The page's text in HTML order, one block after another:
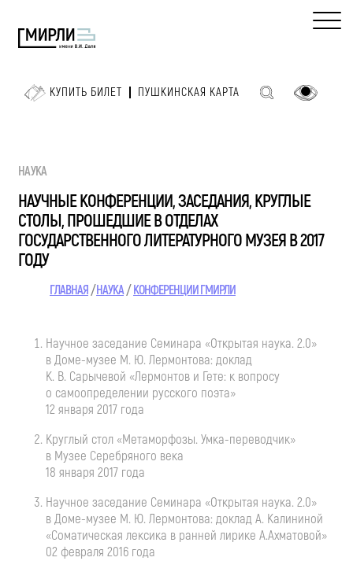
КУПИТЬ БИЛЕТ ПУШКИНСКАЯ КАРТА
НАУКА
НАУЧНЫЕ КОНФЕРЕНЦИИ, ЗАСЕДАНИЯ, КРУГЛЫЕ
СТОЛЫ, ПРОШЕДШИЕ В ОТДЕЛАХ
ГОСУДАРСТВЕННОГО ЛИТЕРАТУРНОГО МУЗЕЯ В 2017
ГОДУ
ГЛАВНАЯ НАУКА КОНФЕРЕНЦИИ ГМИРЛИ
Научное заседание Семинара «Открытая наука. 2.0»
вДоме-музее М. Ю. Лермонтова: доклад
К. В. Сарычевой «Лермонтов и Гете: к вопросу
о самоопределении русского поэта»
12 января 2017 года
Круглый стол «Метаморфозы. Умка-переводчик»
в Музее Серебряного века
18 января 2017 года
Научное заседание Семинара «Открытая наука. 2.0»
вДоме-музее М. Ю. Лермонтова: доклад А. Калининой
«Соматическая лексика в ранней лирике А.Ахматовой»
02 февраля 2016 года